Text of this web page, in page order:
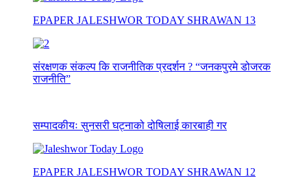
EPAPER JALESHWOR TODAY SHRAWAN 13
संरक्षणक संकल्प कि राजनीतिक प्रदर्शन ? “जनकपुरमे डोजरक
राजनीति”
सम्पादकीयः सुनसरी घट्नाको दोषिलाई कारबाही गर
EPAPER JALESHWOR TODAY SHRAWAN 12